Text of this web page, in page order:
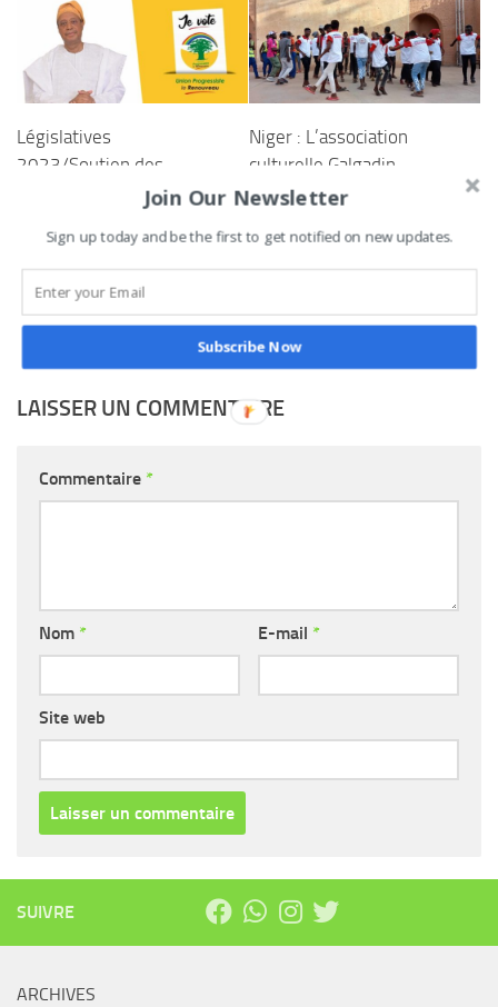
Législatives
2023/Soutien des
artisans aux candidats UP
jean-claude apithy
reconnaissant
28 DÉCEMBRE 2022
Niger : L’association
culturelle Galgadin
Matassa, pour une
entre migrants et
autochtones
21 JUIN 2021
LAISSER UN COMMENTAIRE
Commentaire *
Nom * E-mail *
Site web
SUIVRE
ARCHIVES
Join Our Newsletter
Sign up today and be the first to get notified on new updates.
Subscribe Now